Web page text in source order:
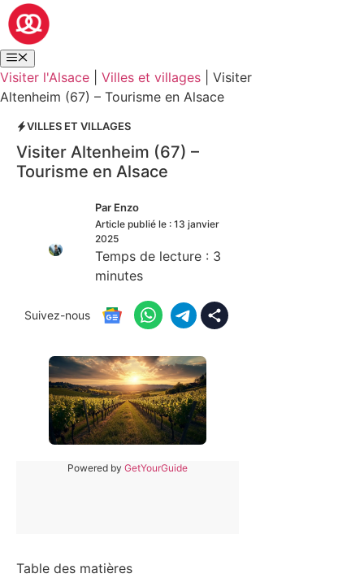
Visiter l'Alsace Villes et villages
Visiter
Altenheim (67) – Tourisme en Alsace
VILLES ET VILLAGES
Visiter Altenheim (67) –
Tourisme en Alsace
Par Enzo
Article publié le : 13 janvier
2025
Temps de lecture : 3
minutes
Suivez-nous
Powered by GetYourGuide
Table des matières